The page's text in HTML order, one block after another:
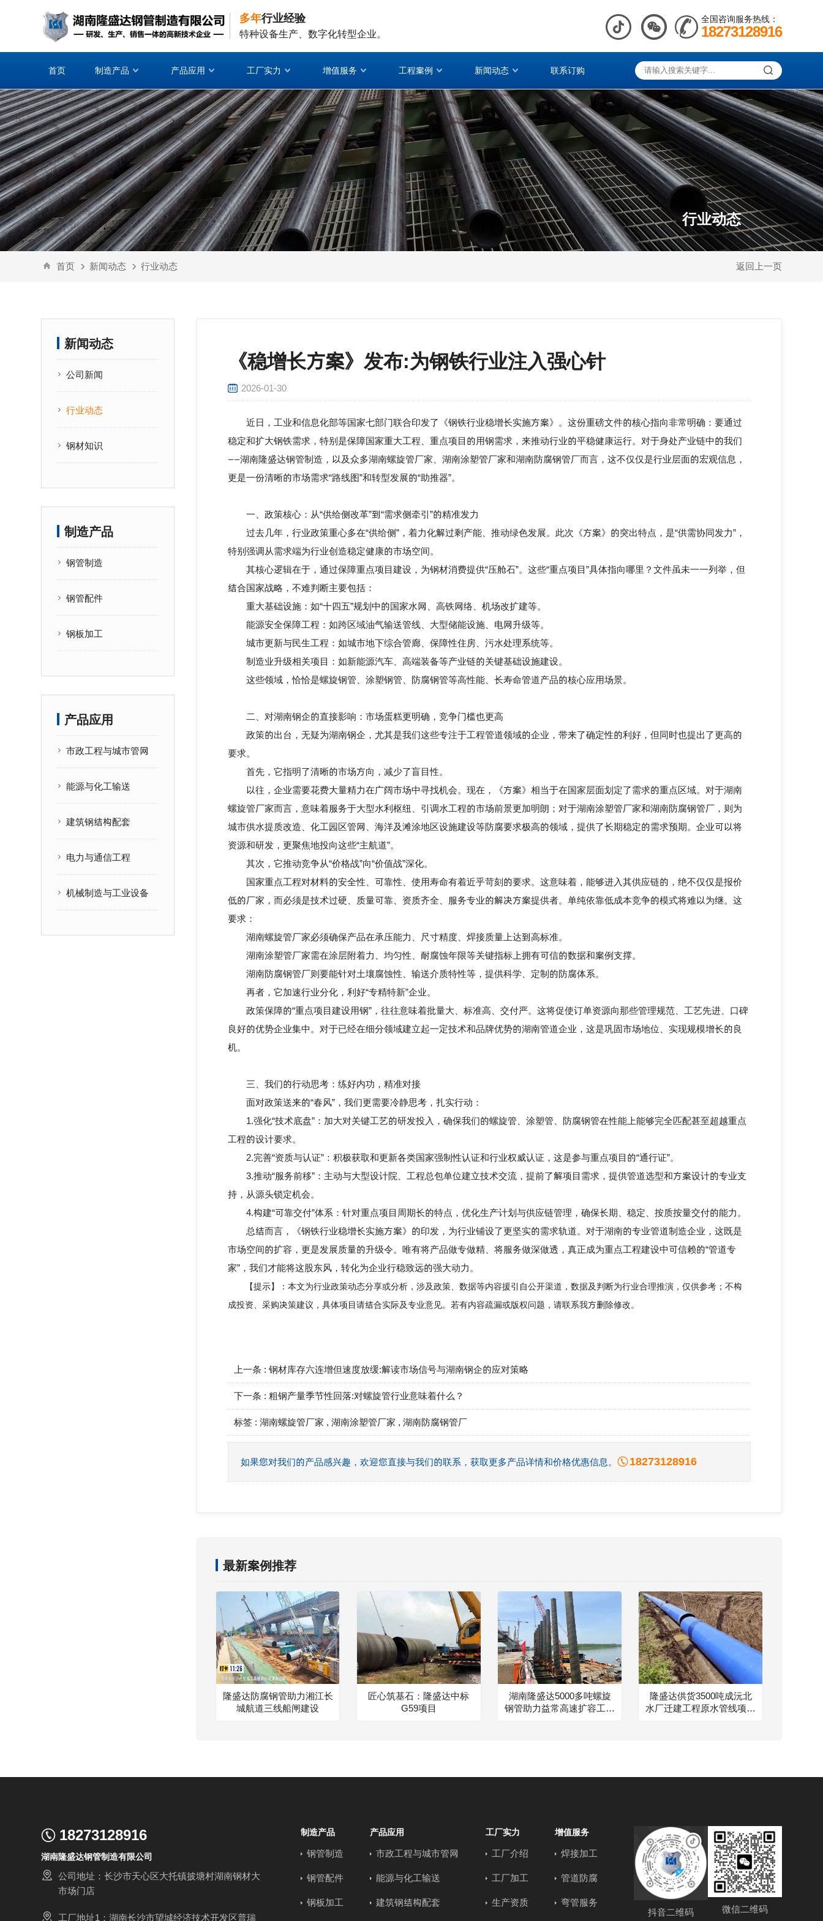
多年行业经验
特种设备生产、数字化转型企业。
全国咨询服务热线：
18273128916
首页 制造产品 产品应用 工厂实力 增值服务 工程案例 新闻动态 联系订购
行业动态
返回上一页
首页 新闻动态 行业动态
新闻动态
公司新闻
行业动态
钢材知识
制造产品
钢管制造
钢管配件
钢板加工
产品应用
市政工程与城市管网
能源与化工输送
建筑钢结构配套
电力与通信工程
机械制造与工业设备
《稳增长方案》发布:为钢铁行业注入强心针
2026-01-30
近日，工业和信息化部等国家七部门联合印发了《钢铁行业稳增长实施方案》。这份重磅文件的核心指向非常明确：要通过
稳定和扩大钢铁需求，特别是保障国家重大工程、重点项目的用钢需求，来推动行业的平稳健康运行。对于身处产业链中的我们
——湖南隆盛达钢管制造，以及众多湖南螺旋管厂家、湖南涂塑管厂家和湖南防腐钢管厂而言，这不仅仅是行业层面的宏观信息，
更是一份清晰的市场需求“路线图”和转型发展的“助推器”。
一、政策核心：从“供给侧改革”到“需求侧牵引”的精准发力
过去几年，行业政策重心多在“供给侧”，着力化解过剩产能、推动绿色发展。此次《方案》的突出特点，是“供需协同发力”，
特别强调从需求端为行业创造稳定健康的市场空间。
其核心逻辑在于，通过保障重点项目建设，为钢材消费提供“压舱石”。这些“重点项目”具体指向哪里？文件虽未一一列举，但
结合国家战略，不难判断主要包括：
重大基础设施：如“十四五”规划中的国家水网、高铁网络、机场改扩建等。
能源安全保障工程：如跨区域油气输送管线、大型储能设施、电网升级等。
城市更新与民生工程：如城市地下综合管廊、保障性住房、污水处理系统等。
制造业升级相关项目：如新能源汽车、高端装备等产业链的关键基础设施建设。
这些领域，恰恰是螺旋钢管、涂塑钢管、防腐钢管等高性能、长寿命管道产品的核心应用场景。
二、对湖南钢企的直接影响：市场蛋糕更明确，竞争门槛也更高
政策的出台，无疑为湖南钢企，尤其是我们这些专注于工程管道领域的企业，带来了确定性的利好，但同时也提出了更高的
要求。
首先，它指明了清晰的市场方向，减少了盲目性。
以往，企业需要花费大量精力在广阔市场中寻找机会。现在，《方案》相当于在国家层面划定了需求的重点区域。对于湖南
螺旋管厂家而言，意味着服务于大型水利枢纽、引调水工程的市场前景更加明朗；对于湖南涂塑管厂家和湖南防腐钢管厂，则为
城市供水提质改造、化工园区管网、海洋及滩涂地区设施建设等防腐要求极高的领域，提供了长期稳定的需求预期。企业可以将
资源和研发，更聚焦地投向这些“主航道”。
其次，它推动竞争从“价格战”向“价值战”深化。
国家重点工程对材料的安全性、可靠性、使用寿命有着近乎苛刻的要求。这意味着，能够进入其供应链的，绝不仅仅是报价
低的厂家，而必须是技术过硬、质量可靠、资质齐全、服务专业的解决方案提供者。单纯依靠低成本竞争的模式将难以为继。这
要求：
湖南螺旋管厂家必须确保产品在承压能力、尺寸精度、焊接质量上达到高标准。
湖南涂塑管厂家需在涂层附着力、均匀性、耐腐蚀年限等关键指标上拥有可信的数据和案例支撑。
湖南防腐钢管厂则要能针对土壤腐蚀性、输送介质特性等，提供科学、定制的防腐体系。
再者，它加速行业分化，利好“专精特新”企业。
政策保障的“重点项目建设用钢”，往往意味着批量大、标准高、交付严。这将促使订单资源向那些管理规范、工艺先进、口碑
良好的优势企业集中。对于已经在细分领域建立起一定技术和品牌优势的湖南管道企业，这是巩固市场地位、实现规模增长的良
机。
三、我们的行动思考：练好内功，精准对接
面对政策送来的“春风”，我们更需要冷静思考，扎实行动：
1.强化“技术底盘”：加大对关键工艺的研发投入，确保我们的螺旋管、涂塑管、防腐钢管在性能上能够完全匹配甚至超越重点
工程的设计要求。
2.完善“资质与认证”：积极获取和更新各类国家强制性认证和行业权威认证，这是参与重点项目的“通行证”。
3.推动“服务前移”：主动与大型设计院、工程总包单位建立技术交流，提前了解项目需求，提供管道选型和方案设计的专业支
持，从源头锁定机会。
4.构建“可靠交付”体系：针对重点项目周期长的特点，优化生产计划与供应链管理，确保长期、稳定、按质按量交付的能力。
总结而言，《钢铁行业稳增长实施方案》的印发，为行业铺设了更坚实的需求轨道。对于湖南的专业管道制造企业，这既是
市场空间的扩容，更是发展质量的升级令。唯有将产品做专做精、将服务做深做透，真正成为重点工程建设中可信赖的“管道专
家”，我们才能将这股东风，转化为企业行稳致远的强大动力。
【提示】：本文为行业政策动态分享或分析，涉及政策、数据等内容援引自公开渠道，数据及判断为行业合理推演，仅供参考；不构
成投资、采购决策建议，具体项目请结合实际及专业意见。若有内容疏漏或版权问题，请联系我方删除修改。
上一条 :钢材库存六连增但速度放缓:解读市场信号与湖南钢企的应对策略
下一条 :粗钢产量季节性回落:对螺旋管行业意味着什么？
标签 :湖南螺旋管厂家 ,湖南涂塑管厂家 ,湖南防腐钢管厂
如果您对我们的产品感兴趣，欢迎您直接与我们的联系，获取更多产品详情和价格优惠信息。 18273128916
最新案例推荐
隆盛达防腐钢管助力湘江长
城航道三线船闸建设
匠心筑基石：隆盛达中标
G59项目
湖南隆盛达5000多吨螺旋
钢管助力益常高速扩容工程
隆盛达供货3500吨成沅北
水厂迁建工程原水管线项目
18273128916
湖南隆盛达钢管制造有限公司
公司地址：长沙市天心区大托镇披塘村湖南钢材大
市场门店
工厂地址1：湖南长沙市望城经济技术开发区普瑞
制造产品
钢管制造
钢管配件
钢板加工
产品应用
市政工程与城市管网
能源与化工输送
建筑钢结构配套
工厂实力
工厂介绍
工厂加工
生产资质
增值服务
焊接加工
管道防腐
弯管服务
抖音二维码 微信二维码